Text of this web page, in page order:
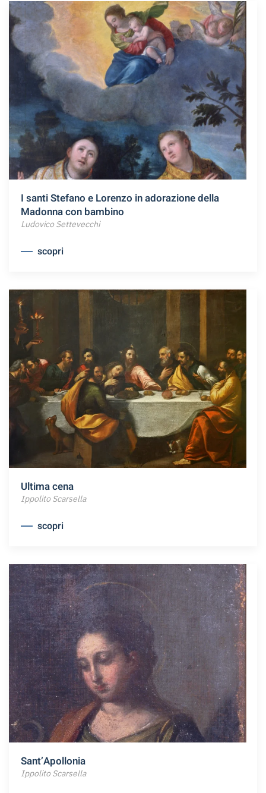
I santi Stefano e Lorenzo in adorazione della
Madonna con bambino
Ludovico Settevecchi
scopri
Ultima cena
Ippolito Scarsella
scopri
Sant’Apollonia
Ippolito Scarsella